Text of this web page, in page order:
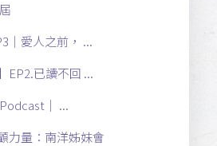
｜愛人之前， ...
EP2.已讀不回 ...
｜ ...
力量：南洋姊妹會